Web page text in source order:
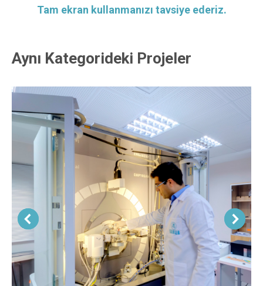
Tam ekran kullanmanızı tavsiye ederiz.
Aynı Kategorideki Projeler